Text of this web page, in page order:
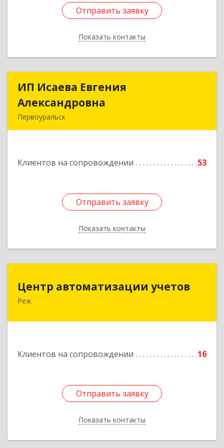
Отправить заявку
Показать контакты
Отправить заявку
Назад
ИП Исаева Евгения
Александровна
Первоуральск
Клиентов на сопровождении 53
Отправить заявку
Показать контакты
ИП Исаева Евгения
Отправить заявку
Назад
Центр автоматизации учетов
Реж
Клиентов на сопровождении 16
Отправить заявку
Показать контакты
623750, Свердловская обл, Режевской р-н, Реж
Отправить заявку
Назад